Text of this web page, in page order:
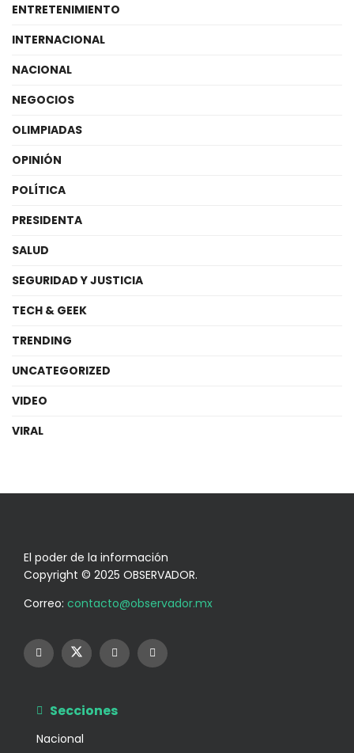
ENTRETENIMIENTO
INTERNACIONAL
NACIONAL
NEGOCIOS
OLIMPIADAS
OPINIÓN
POLÍTICA
PRESIDENTA
SALUD
SEGURIDAD Y JUSTICIA
TECH & GEEK
TRENDING
UNCATEGORIZED
VIDEO
VIRAL
El poder de la información
Copyright © 2025 OBSERVADOR.
Correo: contacto@observador.mx
Secciones
Nacional